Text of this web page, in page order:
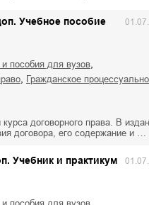
Учебное пособие
и пособия для вузов
гражданское
договорного права. В
договора, его содержание и …
Учебник и практикум